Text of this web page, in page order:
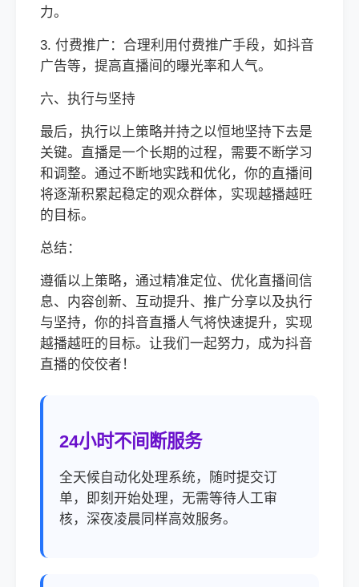
力。
3. 付费推广：合理利用付费推广手段，如抖音
广告等，提高直播间的曝光率和人气。
六、执行与坚持
最后，执行以上策略并持之以恒地坚持下去是
关键。直播是一个长期的过程，需要不断学习
和调整。通过不断地实践和优化，你的直播间
将逐渐积累起稳定的观众群体，实现越播越旺
的目标。
总结：
遵循以上策略，通过精准定位、优化直播间信
息、内容创新、互动提升、推广分享以及执行
与坚持，你的抖音直播人气将快速提升，实现
越播越旺的目标。让我们一起努力，成为抖音
直播的佼佼者！
24小时不间断服务
全天候自动化处理系统，随时提交订
单，即刻开始处理，无需等待人工审
核，深夜凌晨同样高效服务。